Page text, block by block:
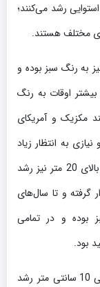
رشد می‌کنند؛
مختلف هستند.
به رنگ سبز بوده و
اوقات به رنگ
مکزیک و آمریکای
به انتظار زیاد
نیست، علاوه بر اینها گاهی اوقات درخت آووکادو بالای 20 متر نیز رشد
گرفته و تا سال‌های
بوده و در تمامی
بود.
میوه آووکادو نیز رشد سریع داشته و حدود 8 الی 10 سانتی متر رشد